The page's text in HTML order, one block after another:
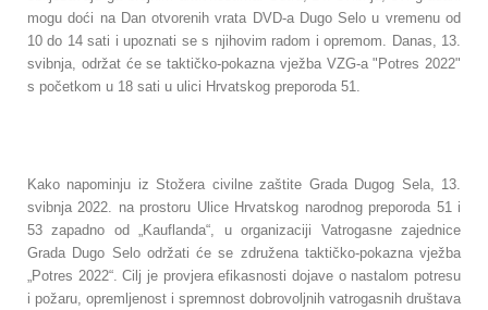
mogu doći na Dan otvorenih vrata DVD-a Dugo Selo u vremenu od
10 do 14 sati i upoznati se s njihovim radom i opremom. Danas, 13.
svibnja, održat će se taktičko-pokazna vježba VZG-a "Potres 2022"
s početkom u 18 sati u ulici Hrvatskog preporoda 51.
Kako napominju iz Stožera civilne zaštite Grada Dugog Sela, 13.
svibnja 2022. na prostoru Ulice Hrvatskog narodnog preporoda 51 i
53 zapadno od „Kauflanda“, u organizaciji Vatrogasne zajednice
Grada Dugo Selo održati će se združena taktičko-pokazna vježba
„Potres 2022“. Cilj je provjera efikasnosti dojave o nastalom potresu
i požaru, opremljenost i spremnost dobrovoljnih vatrogasnih društava